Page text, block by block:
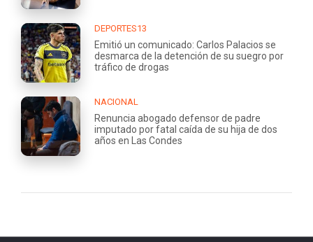
DEPORTES13
Emitió un comunicado: Carlos Palacios se
desmarca de la detención de su suegro por
tráfico de drogas
NACIONAL
Renuncia abogado defensor de padre
imputado por fatal caída de su hija de dos
años en Las Condes